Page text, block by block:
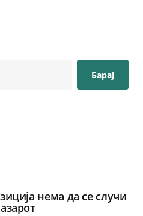
Барај
нема да се случи